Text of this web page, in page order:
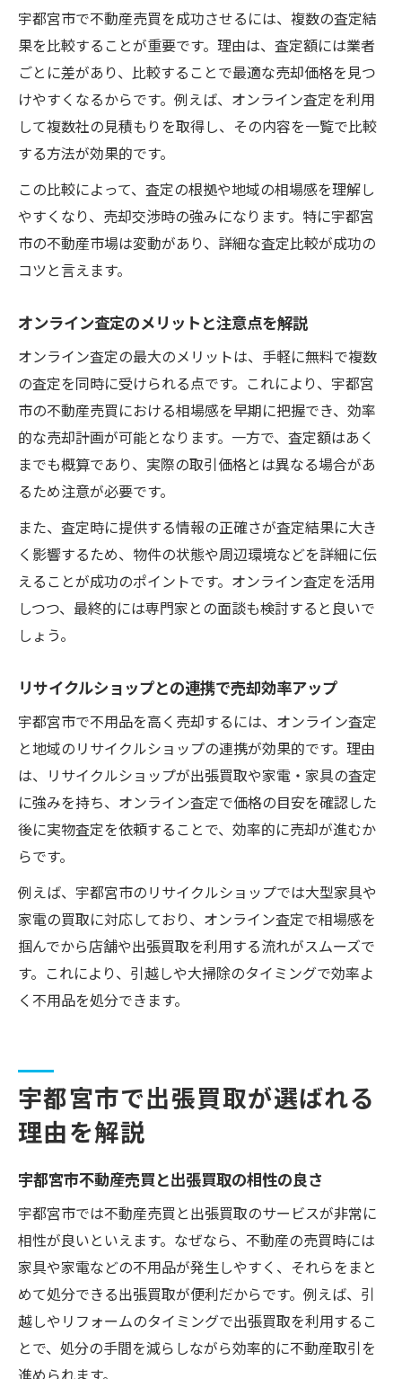
宇都宮市で不動産売買を成功させるには、複数の査定結
果を比較することが重要です。理由は、査定額には業者
ごとに差があり、比較することで最適な売却価格を見つ
けやすくなるからです。例えば、オンライン査定を利用
して複数社の見積もりを取得し、その内容を一覧で比較
する方法が効果的です。
この比較によって、査定の根拠や地域の相場感を理解し
やすくなり、売却交渉時の強みになります。特に宇都宮
市の不動産市場は変動があり、詳細な査定比較が成功の
コツと言えます。
オンライン査定のメリットと注意点を解説
オンライン査定の最大のメリットは、手軽に無料で複数
の査定を同時に受けられる点です。これにより、宇都宮
市の不動産売買における相場感を早期に把握でき、効率
的な売却計画が可能となります。一方で、査定額はあく
までも概算であり、実際の取引価格とは異なる場合があ
るため注意が必要です。
また、査定時に提供する情報の正確さが査定結果に大き
く影響するため、物件の状態や周辺環境などを詳細に伝
えることが成功のポイントです。オンライン査定を活用
しつつ、最終的には専門家との面談も検討すると良いで
しょう。
リサイクルショップとの連携で売却効率アップ
宇都宮市で不用品を高く売却するには、オンライン査定
と地域のリサイクルショップの連携が効果的です。理由
は、リサイクルショップが出張買取や家電・家具の査定
に強みを持ち、オンライン査定で価格の目安を確認した
後に実物査定を依頼することで、効率的に売却が進むか
らです。
例えば、宇都宮市のリサイクルショップでは大型家具や
家電の買取に対応しており、オンライン査定で相場感を
掴んでから店舗や出張買取を利用する流れがスムーズで
す。これにより、引越しや大掃除のタイミングで効率よ
く不用品を処分できます。
宇都宮市で出張買取が選ばれる
理由を解説
宇都宮市不動産売買と出張買取の相性の良さ
宇都宮市では不動産売買と出張買取のサービスが非常に
相性が良いといえます。なぜなら、不動産の売買時には
家具や家電などの不用品が発生しやすく、それらをまと
めて処分できる出張買取が便利だからです。例えば、引
越しやリフォームのタイミングで出張買取を利用するこ
とで、処分の手間を減らしながら効率的に不動産取引を